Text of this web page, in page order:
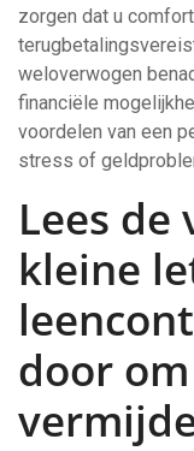
zorgen dat u
weloverwogen
financiële
voordelen van een
stress of
Lees de
kleine
door